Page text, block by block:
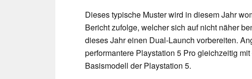
Dieses typische Muster wird in diesem Jahr
Bericht zufolge, welcher sich auf nicht näher
dieses Jahr einen Dual-Launch vorbereiten.
performantere Playstation 5 Pro gleichzeitig
Basismodell der Playstation 5.